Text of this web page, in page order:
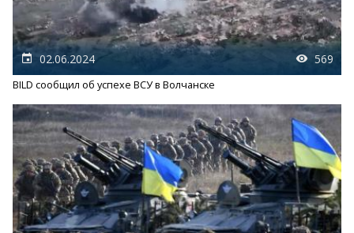
02.06.2024 569
BILD сообщил об успехе ВСУ в Волчанске